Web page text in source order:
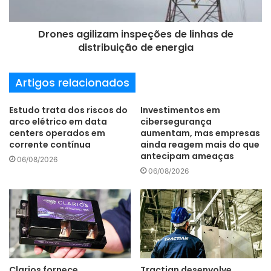
seguintes cidades-anfitriãs: Tibau do Sul (RN), Patos (PB),
Araripina (PE), São Raimundo Nonato (PI), Xique-Xique
(BA), Petrolina (PE), Paulo Afonso (BA), Garanhuns (PE) e
Tamandaré (PE), onde acontece a cerimônia de
encerramento do evento.
educação energia sustentável
Huawei Sertões 2021
Drones agilizam inspeções de linhas de
distribuição de energia
Artigos relacionados
Estudo trata dos riscos do
arco elétrico em data
centers operados em
corrente contínua
06/08/2026
Investimentos em
cibersegurança
aumentam, mas empresas
ainda reagem mais do que
antecipam ameaças
06/08/2026